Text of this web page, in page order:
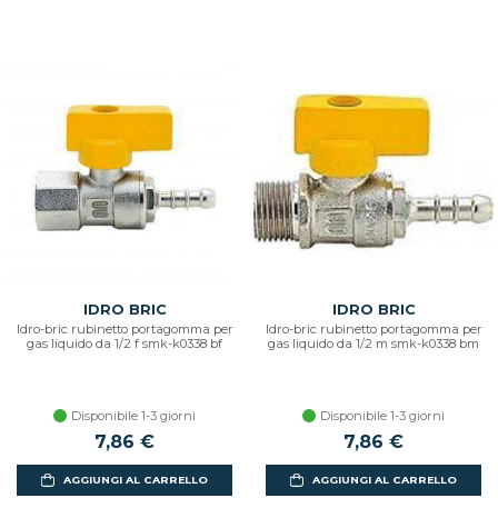
IDRO BRIC
Idro-bric rubinetto portagomma per
gas liquido da 1/2 f smk-k0338 bf
Disponibile 1-3 giorni
7,86 €
AGGIUNGI AL CARRELLO
IDRO BRIC
Idro-bric rubinetto portagomma per
gas liquido da 1/2 m smk-k0338 bm
Disponibile 1-3 giorni
7,86 €
AGGIUNGI AL CARRELLO